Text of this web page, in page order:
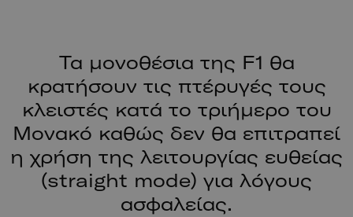
Τα μονοθέσια της F1 θα
κρατήσουν τις πτέρυγές τους
κλειστές κατά το τριήμερο του
Μονακό καθώς δεν θα επιτραπεί
η χρήση της λειτουργίας ευθείας
(straight mode) για λόγους
ασφαλείας.